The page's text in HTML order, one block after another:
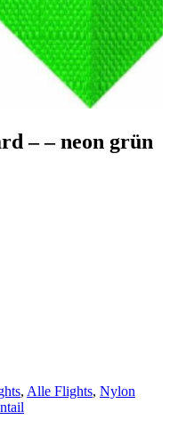
– – neon grün
, Alle Flights, Nylon